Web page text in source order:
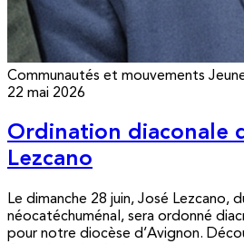
Communautés et mouvements
22 mai 2026
Ordination diaconale
Lezcano
Le dimanche 28 juin, José Lezcano,
néocatéchuménal, sera ordonné
pour notre diocèse d’Avignon.